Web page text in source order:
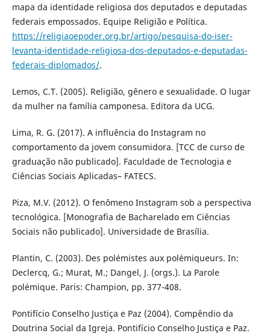
mapa da identidade religiosa dos deputados e deputadas
federais empossados. Equipe Religião e Política.
https://religiaoepoder.org.br/artigo/pesquisa-do-iser-
levanta-identidade-religiosa-dos-deputados-e-deputadas-
federais-diplomados/.
Lemos, C.T. (2005). Religião, gênero e sexualidade. O lugar
da mulher na família camponesa. Editora da UCG.
Lima, R. G. (2017). A influência do Instagram no
comportamento da jovem consumidora. [TCC de curso de
graduação não publicado]. Faculdade de Tecnologia e
Ciências Sociais Aplicadas– FATECS.
Piza, M.V. (2012). O fenômeno Instagram sob a perspectiva
tecnológica. [Monografia de Bacharelado em Ciências
Sociais não publicado]. Universidade de Brasília.
Plantin, C. (2003). Des polémistes aux polémiqueurs. In:
Declercq, G.; Murat, M.; Dangel, J. (orgs.). La Parole
polémique. Paris: Champion, pp. 377-408.
Pontifício Conselho Justiça e Paz (2004). Compêndio da
Doutrina Social da Igreja. Pontifício Conselho Justiça e Paz.